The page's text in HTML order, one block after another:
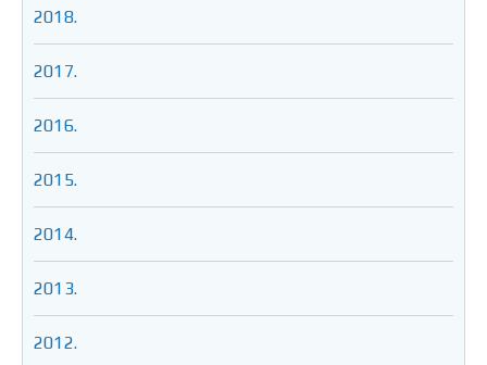
2018.
2017.
2016.
2015.
2014.
2013.
2012.